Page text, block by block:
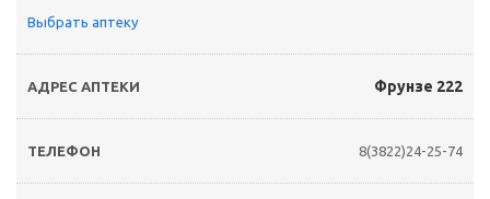
Выбрать аптеку
Фрунзе 222
8(3822)24-25-74